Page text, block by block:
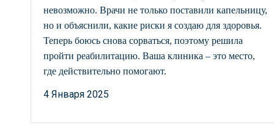
невозможно. Врачи не только поставили капельницу,
но и объяснили, какие риски я создаю для здоровья.
Теперь боюсь снова сорваться, поэтому решила
пройти реабилитацию. Ваша клиника – это место,
где действительно помогают.
4 Января 2025